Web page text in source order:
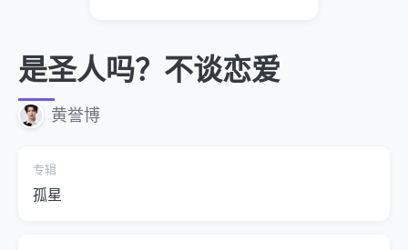
是圣人吗？不谈恋爱
黄誉博
专辑
孤星